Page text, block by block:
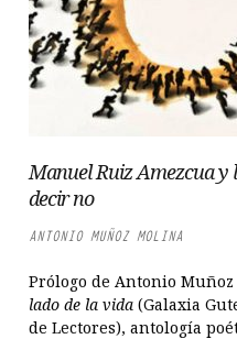
Manuel Ruiz Amezcua y
decir no
ANTONIO MUÑOZ MOLINA
Prólogo de Antonio
lado de la vida (Galaxia
de Lectores), antología